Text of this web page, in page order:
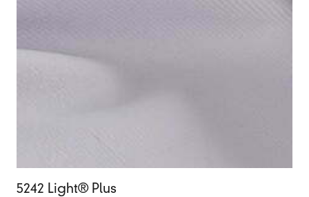
5242 Light® Plus